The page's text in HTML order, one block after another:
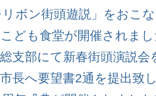
リボン街頭遊説」をおこ
ども食堂が開催されま
支部にて新春街頭演説
長へ要望書2通を提出致